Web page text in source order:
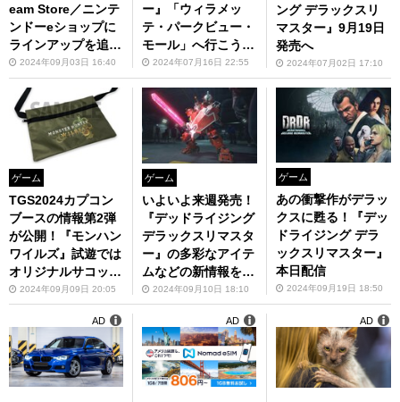
eam Store／ニンテ
ンドーeショップに
ラインアップを追加
してアップデート！
2024年09月03日 16:40
ー』「ウィラメッ
テ・パークビュー・
モール」へ行こう！
キャンペーンを開催
2024年07月16日 22:55
ング デラックスリ
マスター』9月19日
発売へ
2024年07月02日 17:10
ゲーム
TGS2024カプコン
ブースの情報第2弾
が公開！『モンハン
ワイルズ』試遊では
オリジナルサコッシ
ュがもらえる
2024年09月09日 20:05
ゲーム
いよいよ来週発売！
『デッドライジング
デラックスリマスタ
ー』の多彩なアイテ
ムなどの新情報を公
開2024年09月10日 18:10
ゲーム
あの衝撃作がデラッ
クスに甦る！『デッ
ドライジング デラ
ックスリマスター』
本日配信
2024年09月19日 18:50
AD AD AD